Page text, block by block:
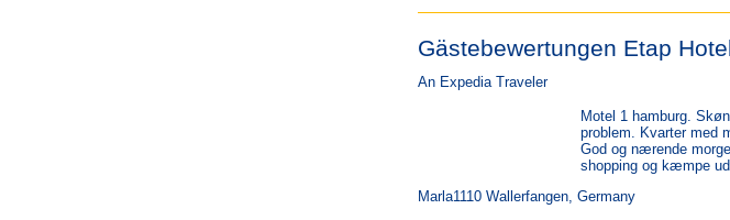
Gästebewertungen Etap
An Expedia Traveler
Motel 1 hamburg.
problem. Kvarter med
God og nærende
shopping og kæmpe
Marla1110 Wallerfangen, Germany